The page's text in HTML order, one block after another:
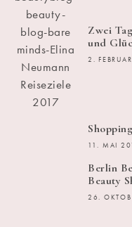
Zwei
und
2.
11. MAI
Berlin
Beauty
26.